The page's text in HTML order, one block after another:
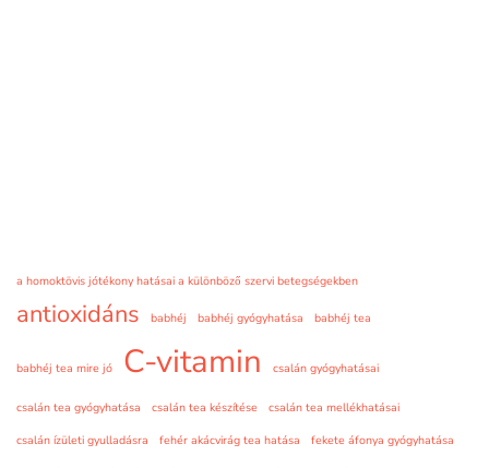
a homoktövis jótékony hatásai a különböző szervi betegségekben
antioxidáns babhéj babhéj gyógyhatása babhéj tea
babhéj tea mire jó C-vitamin csalán gyógyhatásai
csalán tea gyógyhatása csalán tea készítése
csalán tea mellékhatásai
csalán ízületi gyulladásra
fehér akácvirág tea hatása
fekete áfonya gyógyhatása